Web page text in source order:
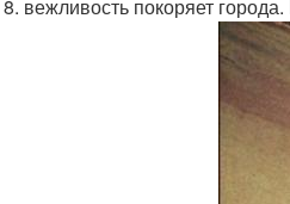
8. вежливость покоряет